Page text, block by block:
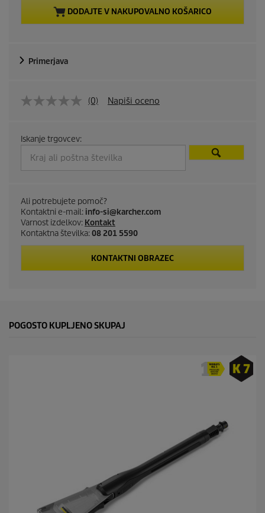
n
p
r
d
u
c
t
p
r
DODAJTE V NAKUPOVALNO KOŠARICO
Primerjava
(0) Napiši oceno
Iskanje trgovcev:
Ali potrebujete pomoč?
Kontaktni e-mail: info-si@karcher.com
Varnost izdelkov: Kontakt
Kontaktna številka:08 201 5590
KONTAKTNI OBRAZEC
POGOSTO KUPLJENO SKUPAJ